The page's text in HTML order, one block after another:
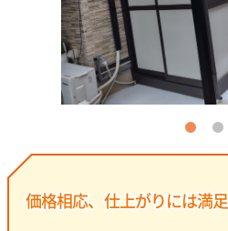
価格相応、仕上がりには満足